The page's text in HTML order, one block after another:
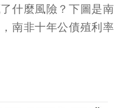
什麼風險？下圖是南
南非十年公債殖利率